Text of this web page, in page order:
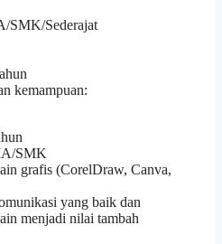
SMK/Sederajat
kemampuan:
SMK
grafis (CorelDraw, Canva,
yang baik dan
menjadi nilai tambah